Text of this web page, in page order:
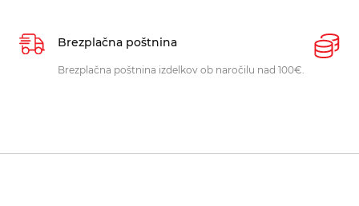
Brezplačna poštnina
Brezplačna poštnina izdelkov ob naročilu nad 100€.